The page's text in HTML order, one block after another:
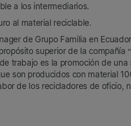
a los intermediarios.
al material reciclable.
de Grupo Familia en
superior de la
trabajo es la promoción de
son producidos con material
de los recicladores de oficio,